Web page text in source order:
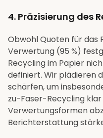
4. Präzisierung des
Obwohl Quoten für das
Verwertung (95 %)
Recycling im Papier
definiert. Wir plädieren
schärfen, um
zu-Faser-Recycling
Verwertungsformen
Berichterstattung